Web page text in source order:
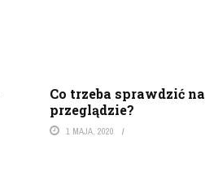
Co trzeba sprawdzić na
przeglądzie?
1 MAJA, 2020